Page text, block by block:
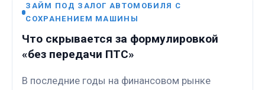
ЗАЙМ ПОД ЗАЛОГ АВТОМОБИЛЯ С
СОХРАНЕНИЕМ МАШИНЫ
Что скрывается за формулировкой
«без передачи ПТС»
В последние годы на финансовом рынке